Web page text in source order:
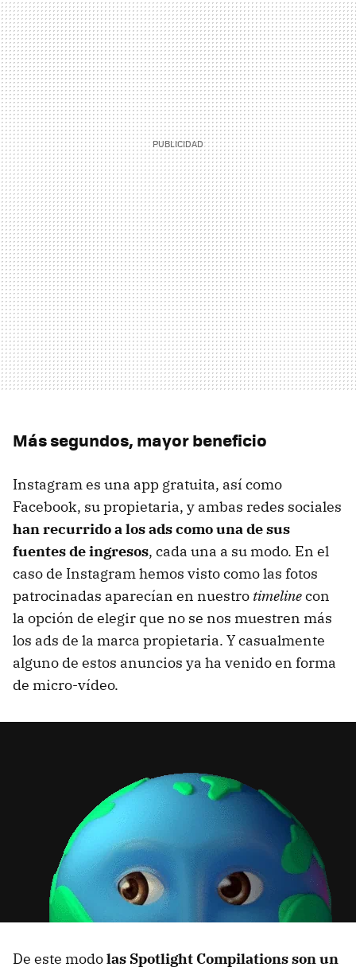
Más segundos, mayor beneficio
Instagram es una app gratuita, así como
Facebook, su propietaria, y ambas redes sociales
han recurrido a los ads como una de sus
fuentes de ingresos, cada una a su modo. En el
caso de Instagram hemos visto como las fotos
patrocinadas aparecían en nuestro timelinecon
la opción de elegir que no se nos muestren más
los ads de la marca propietaria. Y casualmente
alguno de estos anuncios ya ha venido en forma
de micro-vídeo.
De este modolas Spotlight Compilations son un